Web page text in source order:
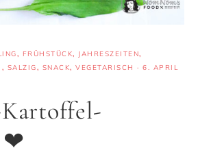
, FRÜHSTÜCK, JAHRESZEITEN,
, SALZIG, SNACK, VEGETARISCH · 6. APRIL
❤